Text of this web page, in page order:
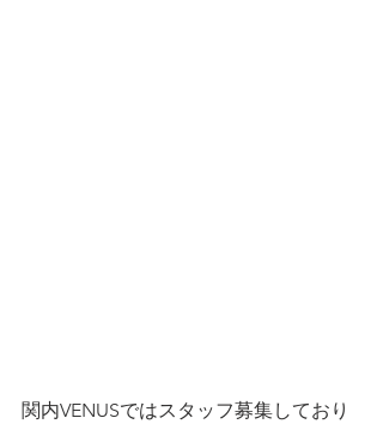
関内VENUSではスタッフ募集しており